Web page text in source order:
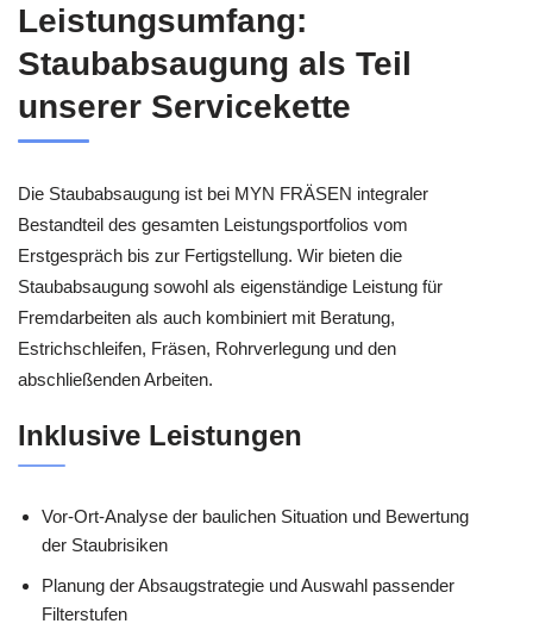
Leistungsumfang:
Staubabsaugung als Teil
unserer Servicekette
Die Staubabsaugung ist bei MYN FRÄSEN integraler
Bestandteil des gesamten Leistungsportfolios vom
Erstgespräch bis zur Fertigstellung. Wir bieten die
Staubabsaugung sowohl als eigenständige Leistung für
Fremdarbeiten als auch kombiniert mit Beratung,
Estrichschleifen, Fräsen, Rohrverlegung und den
abschließenden Arbeiten.
Inklusive Leistungen
Vor-Ort-Analyse der baulichen Situation und Bewertung
der Staubrisiken
Planung der Absaugstrategie und Auswahl passender
Filterstufen